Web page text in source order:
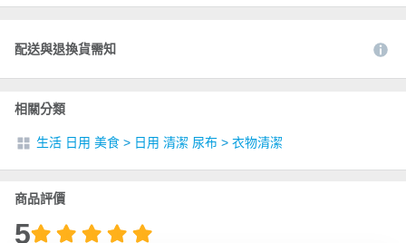
配送與退換貨需知
相關分類
生活 日用 美食 > 日用 清潔 尿布 > 衣物清潔
商品評價
5